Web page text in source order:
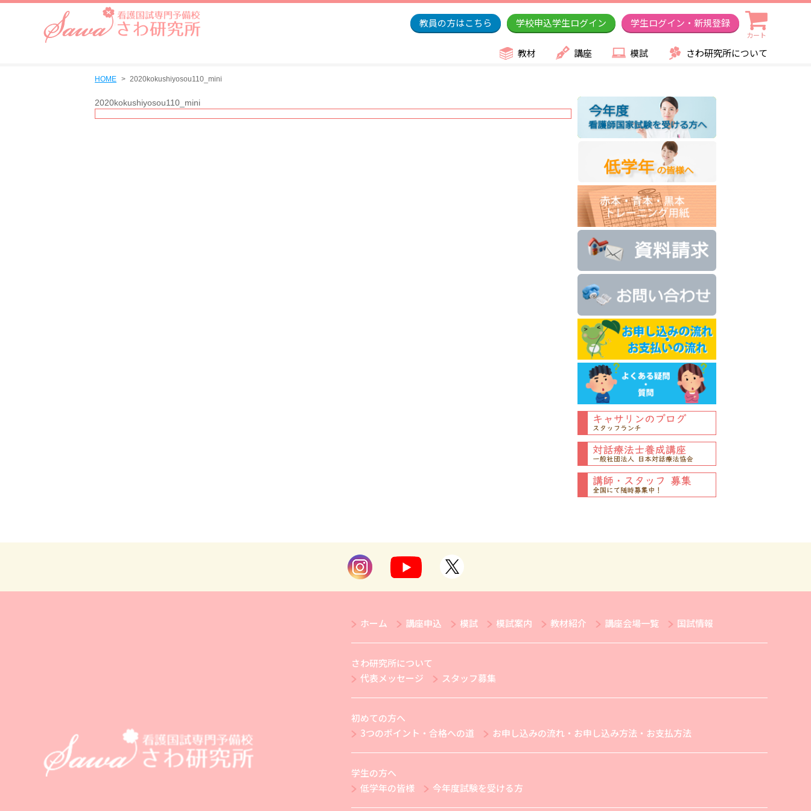
教員の方はこちら 学校申込学生ログイン 学生ログイン・新規登録
カート
教材 講座 模試 さわ研究所について
HOME 2020kokushiyosou110_mini
2020kokushiyosou110_mini
ホーム 講座申込 模試 模試案内 教材紹介 講座会場一覧 国試情報
さわ研究所について
代表メッセージ
スタッフ募集
初めての方へ
3つのポイント・合格への道
お申し込みの流れ・お申し込み方法・お支払方法
学生の方へ
低学年の皆様
今年度試験を受ける方